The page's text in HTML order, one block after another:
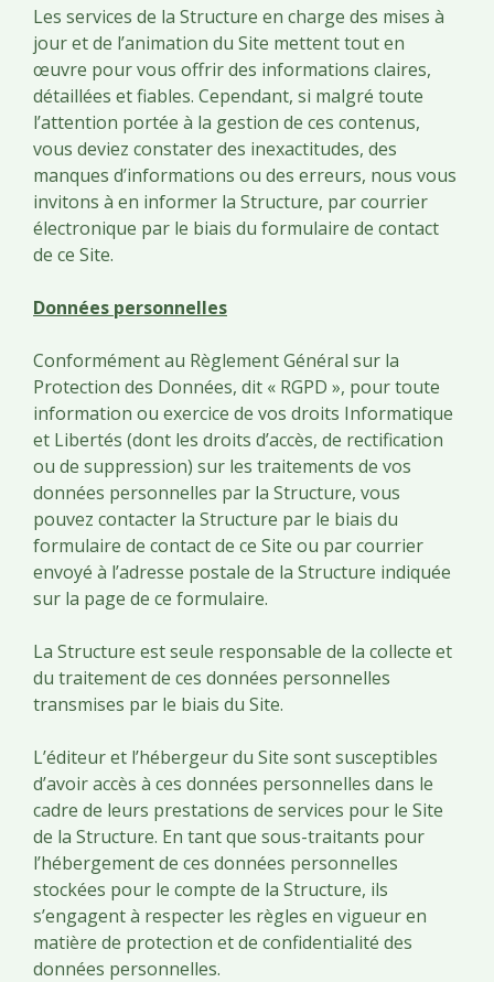
Les services de la Structure en charge des mises à
jour et de l’animation du Site mettent tout en
œuvre pour vous offrir des informations claires,
détaillées et fiables. Cependant, si malgré toute
l’attention portée à la gestion de ces contenus,
vous deviez constater des inexactitudes, des
manques d’informations ou des erreurs, nous vous
invitons à en informer la Structure, par courrier
électronique par le biais du formulaire de contact
de ce Site.
Données personnelles
Conformément au Règlement Général sur la
Protection des Données, dit « RGPD », pour toute
information ou exercice de vos droits Informatique
et Libertés (dont les droits d’accès, de rectification
ou de suppression) sur les traitements de vos
données personnelles par la Structure, vous
pouvez contacter la Structure par le biais du
formulaire de contact de ce Site ou par courrier
envoyé à l’adresse postale de la Structure indiquée
sur la page de ce formulaire.
La Structure est seule responsable de la collecte et
du traitement de ces données personnelles
transmises par le biais du Site.
L’éditeur et l’hébergeur du Site sont susceptibles
d’avoir accès à ces données personnelles dans le
cadre de leurs prestations de services pour le Site
de la Structure. En tant que sous-traitants pour
l’hébergement de ces données personnelles
stockées pour le compte de la Structure, ils
s’engagent à respecter les règles en vigueur en
matière de protection et de confidentialité des
données personnelles.